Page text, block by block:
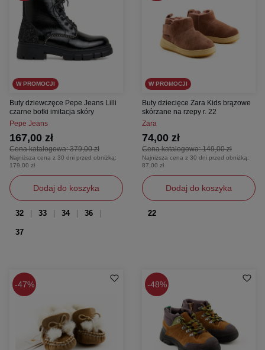
W PROMOCJI
Buty dziewczęce Pepe Jeans Lilli
czarne botki imitacja skóry
Pepe Jeans
Cena katalogowa:379,00 zł
167,00 zł
Najniższa cena z 30 dni przed obniżką:
179,00 zł
Dodaj do koszyka
32 33 34 36
37
W PROMOCJI
Buty dziecięce Zara Kids brązowe
skórzane na rzepy r. 22
Zara
Cena katalogowa:149,00 zł
74,00 zł
Najniższa cena z 30 dni przed obniżką:
87,00 zł
Dodaj do koszyka
22
47% 48%